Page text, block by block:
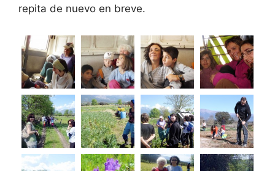
repita de nuevo en breve.